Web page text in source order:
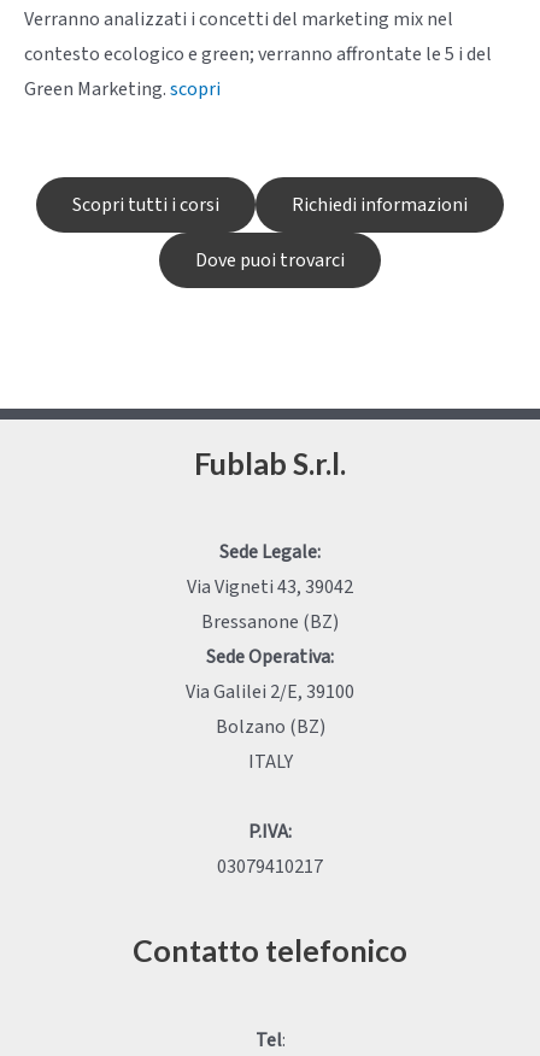
Verranno analizzati i concetti del marketing mix nel
contesto ecologico e green; verranno affrontate le 5 i del
Green Marketing.scopri
Scopri tutti i corsi Richiedi informazioni
Dove puoi trovarci
Fublab S.r.l.
Sede Legale:
Via Vigneti 43, 39042
Bressanone (BZ)
Sede Operativa:
Via Galilei 2/E, 39100
Bolzano (BZ)
ITALY
P.IVA:
03079410217
Contatto telefonico
Tel: